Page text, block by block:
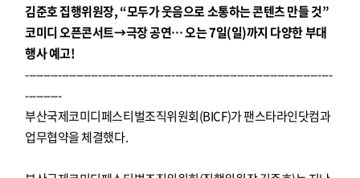
김준호 집행위원장, “모두가 웃음으로 소통하는 콘텐츠 만들 것”
코미디 오픈콘서트→극장 공연… 오는 7일(일)까지 다양한 부대
행사 예고!
------------------------------------------------------------------------------------
----------
부산국제코미디페스티벌조직위원회(BICF)가 팬스타라인닷컴과
업무협약을 체결했다.